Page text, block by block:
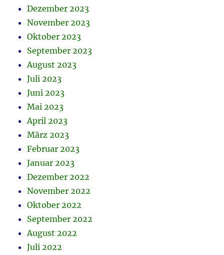
Dezember 2023
November 2023
Oktober 2023
September 2023
August 2023
Juli 2023
Juni 2023
Mai 2023
April 2023
März 2023
Februar 2023
Januar 2023
Dezember 2022
November 2022
Oktober 2022
September 2022
August 2022
Juli 2022